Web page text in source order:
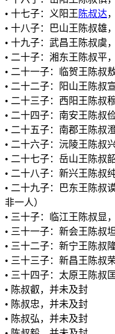
• 十七子：义阳王 陈叔达
• 十八子：巴山王陈叔雄
• 十九子：武昌王陈叔虞
• 二十子：湘东王陈叔平
• 二十一子：临贺王陈叔
• 二十二子：阳山王陈叔
• 二十三子：西阳王陈叔
• 二十四子：南安王陈叔
• 二十五子：南郡王陈叔
• 二十六子：沅陵王陈叔
• 二十七子：岳山王陈叔
• 二十八子：新兴王陈叔
• 二十九子：巴东王陈叔
非一人）
• 三十子：临江王陈叔显
• 三十一子：新会王陈叔
• 三十二子：新宁王陈叔
• 三十三子：新昌王陈叔
• 三十四子：太原王陈叔
• 陈叔叡，并未及封
• 陈叔忠，并未及封
• 陈叔弘，并未及封